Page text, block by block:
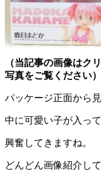
（当記事の画像はク
写真をご覧ください）
パッケージ正面から
中に可愛い子が入っ
興奮してきますね。
どんどん画像紹介し